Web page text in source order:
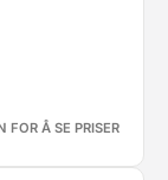
FOR Å SE PRISER